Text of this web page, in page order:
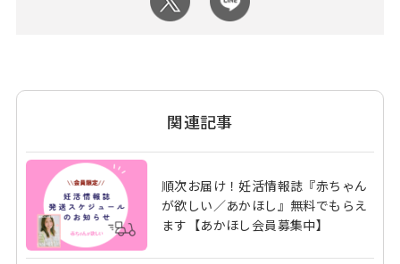
関連記事
順次お届け！妊活情報誌『赤ちゃん
が欲しい／あかほし』無料でもらえ
ます【あかほし会員募集中】